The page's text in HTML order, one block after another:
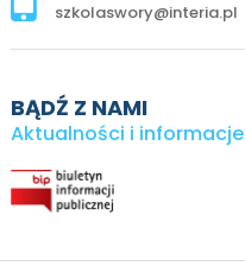
szkolaswory@interia.pl
BĄDŹ Z NAMI
Aktualności i informacje